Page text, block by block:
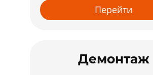
Перейти
Демонтаж